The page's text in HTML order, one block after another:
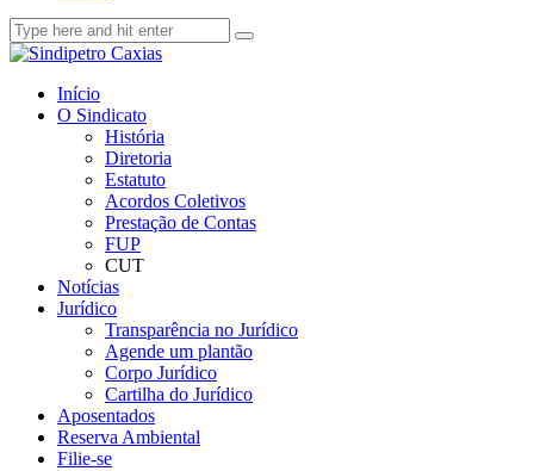
Início
O Sindicato
História
Diretoria
Estatuto
Acordos Coletivos
Prestação de Contas
FUP
CUT
Notícias
Jurídico
Transparência no Jurídico
Agende um plantão
Corpo Jurídico
Cartilha do Jurídico
Aposentados
Reserva Ambiental
Filie-se